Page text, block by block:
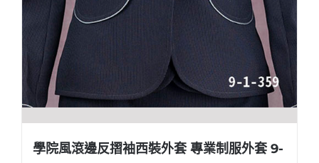
學院風滾邊反摺袖西裝外套 專業制服外套 9-